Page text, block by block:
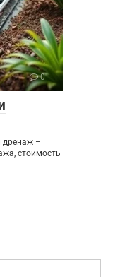
0
дренаж –
стоимость